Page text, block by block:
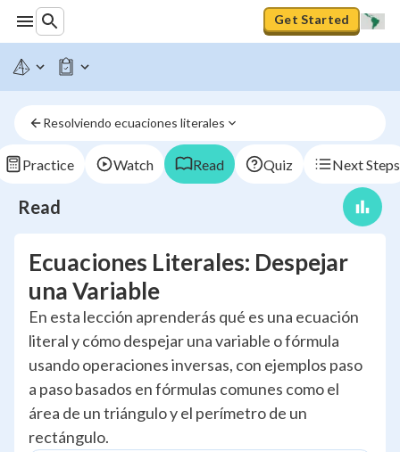
Get Started
Resolviendo ecuaciones literales
Practice Watch Read Quiz Next Steps
Read
Ecuaciones Literales: Despejar
una Variable
En esta lección aprenderás qué es una ecuación
literal y cómo despejar una variable o fórmula
usando operaciones inversas, con ejemplos paso
a paso basados en fórmulas comunes como el
área de un triángulo y el perímetro de un
rectángulo.